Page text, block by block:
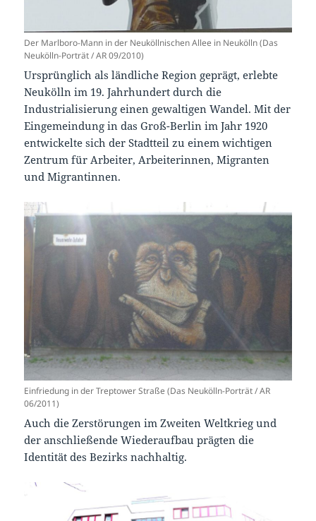
Der Marlboro-Mann in der Neuköllnischen Allee in Neukölln (Das
Neukölln-Porträt / AR 09/2010)
Ursprünglich als ländliche Region geprägt, erlebte
Neukölln im 19. Jahrhundert durch die
Industrialisierung einen gewaltigen Wandel. Mit der
Eingemeindung in das Groß-Berlin im Jahr 1920
entwickelte sich der Stadtteil zu einem wichtigen
Zentrum für Arbeiter, Arbeiterinnen, Migranten
und Migrantinnen.
Einfriedung in der Treptower Straße (Das Neukölln-Porträt / AR
06/2011)
Auch die Zerstörungen im Zweiten Weltkrieg und
der anschließende Wiederaufbau prägten die
Identität des Bezirks nachhaltig.